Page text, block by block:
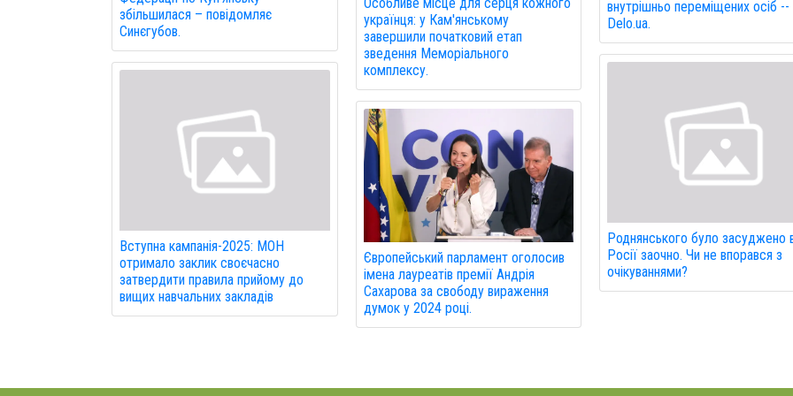
збільшилася – повідомляє
Синєгубов.
Вступна кампанія-2025: МОН
отримало заклик своєчасно
затвердити правила прийому до
вищих навчальних закладів
українця: у Кам'янському
завершили початковий етап
зведення Меморіального
комплексу.
Європейський парламент оголосив
іменa лауреатів премії Андрія
Сахарова за свободу вираження
думок у 2024 році.
внутрішньо переміщених осіб --
Delo.ua.
Роднянського було засуджено
Росії заочно. Чи не впорався з
очікуваннями?